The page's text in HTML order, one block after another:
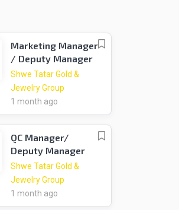
Marketing Manager
/ Deputy Manager
Shwe Tatar Gold &
Jewelry Group
1 month ago
QC Manager/
Deputy Manager
Shwe Tatar Gold &
Jewelry Group
1 month ago